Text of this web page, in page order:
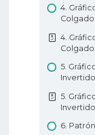
5. Qué
5. Qué es
6.
7. Tipos
7. Tipos
4.
Colgado
4.
Colgado
5.
Invertido
5.
Invertido
6.